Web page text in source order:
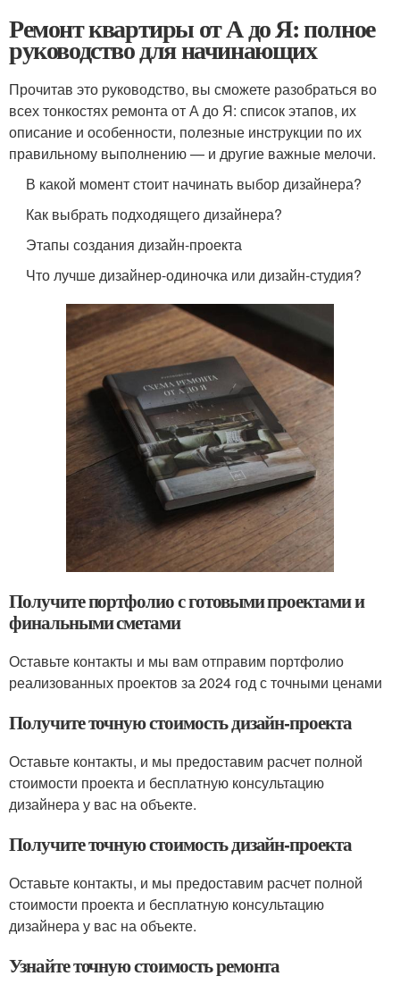
Ремонт квартиры от А до Я: полное
руководство для начинающих
Прочитав это руководство, вы сможете разобраться во
всех тонкостях ремонта от А до Я: список этапов, их
описание и особенности, полезные инструкции по их
правильному выполнению — и другие важные мелочи.
В какой момент стоит начинать выбор дизайнера?
Как выбрать подходящего дизайнера?
Этапы создания дизайн-проекта
Что лучше дизайнер-одиночка или дизайн-студия?
Получите портфолио с готовыми проектами и
финальными сметами
Оставьте контакты и мы вам отправим портфолио
реализованных проектов за 2024 год с точными ценами
Получите точную стоимость дизайн-проекта
Оставьте контакты, и мы предоставим расчет полной
стоимости проекта и бесплатную консультацию
дизайнера у вас на объекте.
Получите точную стоимость дизайн-проекта
Оставьте контакты, и мы предоставим расчет полной
стоимости проекта и бесплатную консультацию
дизайнера у вас на объекте.
Узнайте точную стоимость ремонта